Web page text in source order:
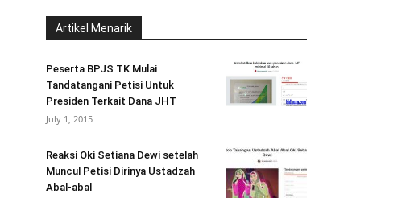
Artikel Menarik
Peserta BPJS TK Mulai
Tandatangani Petisi Untuk
Presiden Terkait Dana JHT
July 1, 2015
Reaksi Oki Setiana Dewi setelah
Muncul Petisi Dirinya Ustadzah
Abal-abal